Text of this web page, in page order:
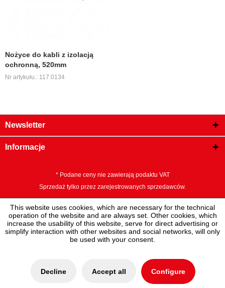
Nożyce do kabli z izolacją
ochronną, 520mm
Nr artykułu.: 117.0134
Newsletter
Informacje
* Podane ceny nie zawierają podaktu VAT
Sprzedaż tylko przez zarejestrowanych sprzedawców.
This website uses cookies, which are necessary for the technical
operation of the website and are always set. Other cookies, which
increase the usability of this website, serve for direct advertising or
simplify interaction with other websites and social networks, will only
be used with your consent.
Decline Accept all Configure